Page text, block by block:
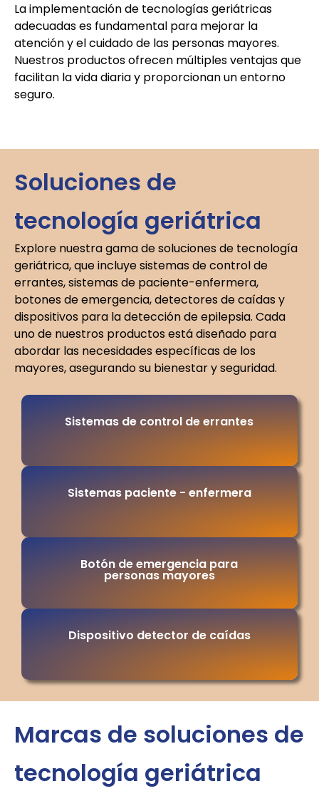
La implementación de tecnologías geriátricas
adecuadas es fundamental para mejorar la
atención y el cuidado de las personas mayores.
Nuestros productos ofrecen múltiples ventajas que
facilitan la vida diaria y proporcionan un entorno
seguro.
Soluciones de
tecnología geriátrica
Explore nuestra gama de soluciones de tecnología
geriátrica, que incluye sistemas de control de
errantes, sistemas de paciente-enfermera,
botones de emergencia, detectores de caídas y
dispositivos para la detección de epilepsia. Cada
uno de nuestros productos está diseñado para
abordar las necesidades específicas de los
mayores, asegurando su bienestar y seguridad.
Sistemas de control de errantes
Sistemas paciente - enfermera
Botón de emergencia para
personas mayores
Dispositivo detector de caídas
Marcas de soluciones de
tecnología geriátrica